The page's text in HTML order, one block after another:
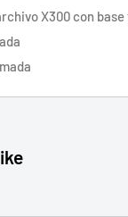
X300 con